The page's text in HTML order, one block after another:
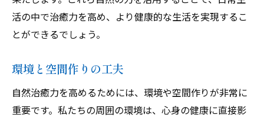
自然保護活動を通じた心の充実
地球と共生する生き方の提案
活の中で治癒力を高め、より健康的な生活を実現するこ
とができるでしょう。
環境と空間作りの工夫
自然治癒力を高めるためには、環境や空間作りが非常に
重要です。私たちの周囲の環境は、心身の健康に直接影